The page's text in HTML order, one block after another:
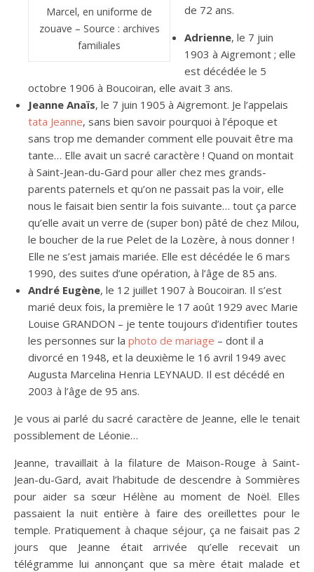
Marcel, en uniforme de
zouave – Source : archives
familiales
de 72 ans.
Adrienne, le 7 juin
1903 à Aigremont ; elle
est décédée le 5
octobre 1906 à Boucoiran, elle avait 3 ans.
Jeanne Anaïs, le 7 juin 1905 à Aigremont. Je l’appelais
tata Jeanne, sans bien savoir pourquoi à l’époque et
sans trop me demander comment elle pouvait être ma
tante… Elle avait un sacré caractère ! Quand on montait
à Saint-Jean-du-Gard pour aller chez mes grands-
parents paternels et qu’on ne passait pas la voir, elle
nous le faisait bien sentir la fois suivante… tout ça parce
qu’elle avait un verre de (super bon) pâté de chez Milou,
le boucher de la rue Pelet de la Lozère, à nous donner !
Elle ne s’est jamais mariée. Elle est décédée le 6 mars
1990, des suites d’une opération, à l’âge de 85 ans.
André Eugène, le 12 juillet 1907 à Boucoiran. Il s’est
marié deux fois, la première le 17 août 1929 avec Marie
Louise GRANDON – je tente toujours d’identifier toutes
les personnes sur la photo de mariage – dont il a
divorcé en 1948, et la deuxième le 16 avril 1949 avec
Augusta Marcelina Henria LEYNAUD. Il est décédé en
2003 à l’âge de 95 ans.
Je vous ai parlé du sacré caractère de Jeanne, elle le tenait
possiblement de Léonie…
Jeanne, travaillait à la filature de Maison-Rouge à Saint-
Jean-du-Gard, avait l’habitude de descendre à Sommières
pour aider sa sœur Hélène au moment de Noël. Elles
passaient la nuit entière à faire des oreillettes pour le
temple. Pratiquement à chaque séjour, ça ne faisait pas 2
jours que Jeanne était arrivée qu’elle recevait un
télégramme lui annonçant que sa mère était malade et